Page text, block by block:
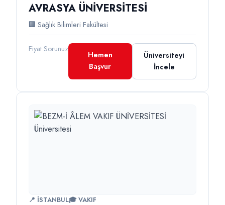
AVRASYA ÜNİVERSİTESİ
🏢 Sağlık Bilimleri Fakültesi
Fiyat Sorunuz
Hemen
Başvur
Üniversiteyi
İncele
📍 İSTANBUL🎓 VAKIF